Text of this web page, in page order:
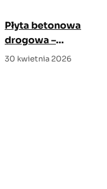
Płyta betonowa
drogowa –
rozwiązanie do
30 kwietnia 2026